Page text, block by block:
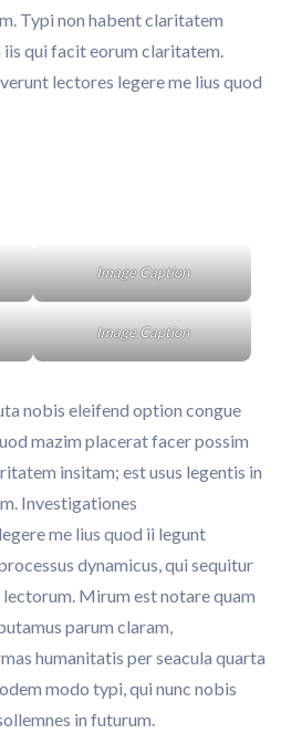
Typi non habent claritatem
iis qui facit eorum claritatem.
lectores legere me lius quod
Image Caption
Image Caption
nobis eleifend option congue
mazim placerat facer possim
insitam; est usus legentis in
Investigationes
me lius quod ii legunt
dynamicus, qui sequitur
Mirum est notare quam
parum claram,
humanitatis per seacula quarta
modo typi, qui nunc nobis
in futurum.